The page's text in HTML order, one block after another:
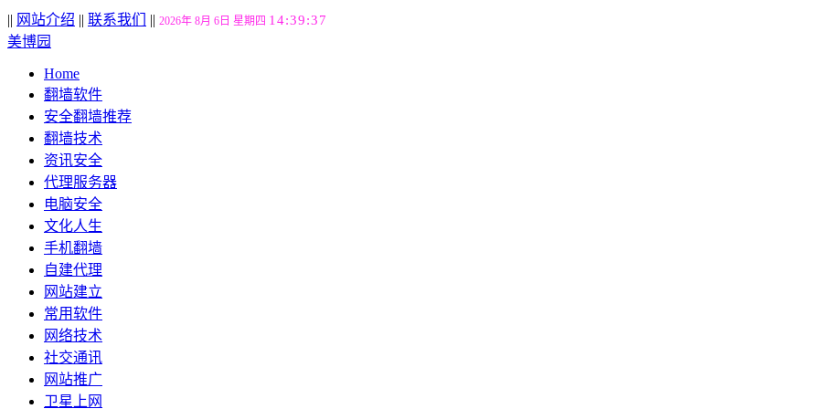
|| 网站介绍 || 联系我们 || 2026年 8月 6日 星期四 14:39:38
美博园
Home
翻墙软件
安全翻墙推荐
翻墙技术
资讯安全
代理服务器
电脑安全
文化人生
手机翻墙
自建代理
网站建立
常用软件
网络技术
社交通讯
网站推广
卫星上网